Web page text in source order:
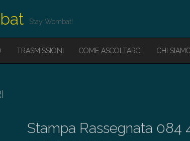
Stay Wombat!
TRASMISSIONI COME ASCOLTARCI CHI
Stampa Rassegnata 084